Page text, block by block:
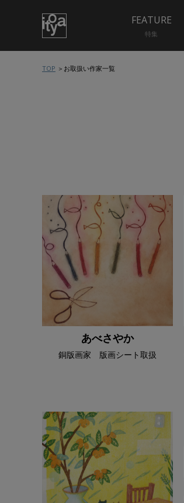
FEATURE
特集
TOP お取扱い作家一覧
あべさやか
銅版画家 版画シート取扱